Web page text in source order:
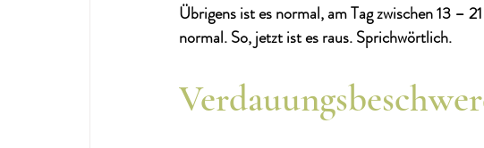
Übrigens ist es normal, am Tag zwischen 13 –
normal. So, jetzt ist es raus. Sprichwörtlich.